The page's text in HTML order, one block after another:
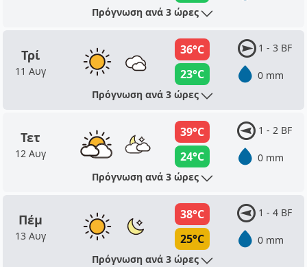
Πρόγνωση ανά 3 ώρες
Τρί
11 Αυγ
36°C
23°C
1 - 3 BF
0 mm
Πρόγνωση ανά 3 ώρες
Τετ
12 Αυγ
39°C
24°C
1 - 2 BF
0 mm
Πρόγνωση ανά 3 ώρες
Πέμ
13 Αυγ
38°C
25°C
1 - 4 BF
0 mm
Πρόγνωση ανά 3 ώρες